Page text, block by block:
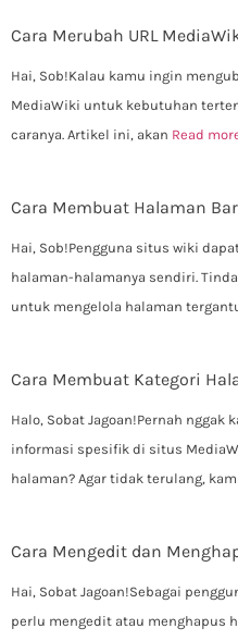
Cara Merubah URL
Hai, Sob!Kalau kamu ingin
MediaWiki untuk kebutuhan
caranya. Artikel ini, akan Read
Cara Membuat Halaman
Hai, Sob!Pengguna situs wiki
halaman-halamanya sendiri.
untuk mengelola halaman
Cara Membuat Kategori
Halo, Sobat Jagoan!Pernah nggak
informasi spesifik di situs
halaman? Agar tidak terulang,
Cara Mengedit dan
Hai, Sobat Jagoan!Sebagai
perlu mengedit atau menghapus